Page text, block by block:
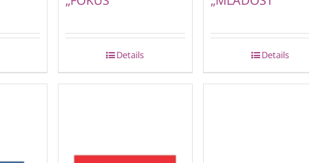
Details Details